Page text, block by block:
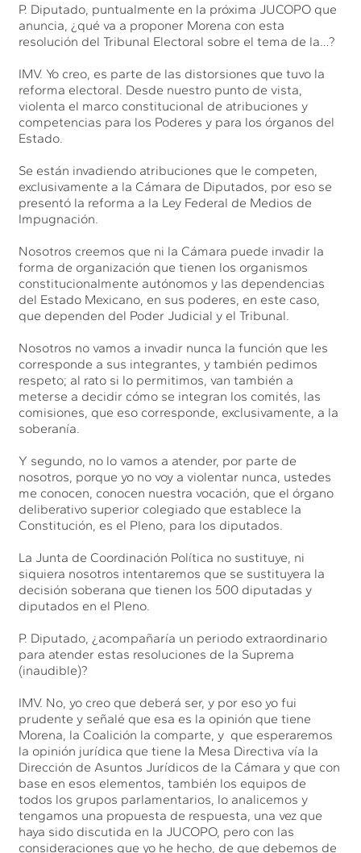
P. Diputado, puntualmente en la próxima JUCOPO que
anuncia, ¿qué va a proponer Morena con esta
resolución del Tribunal Electoral sobre el tema de la…?
IMV. Yo creo, es parte de las distorsiones que tuvo la
reforma electoral. Desde nuestro punto de vista,
violenta el marco constitucional de atribuciones y
competencias para los Poderes y para los órganos del
Estado.
Se están invadiendo atribuciones que le competen,
exclusivamente a la Cámara de Diputados, por eso se
presentó la reforma a la Ley Federal de Medios de
Impugnación.
Nosotros creemos que ni la Cámara puede invadir la
forma de organización que tienen los organismos
constitucionalmente autónomos y las dependencias
del Estado Mexicano, en sus poderes, en este caso,
que dependen del Poder Judicial y el Tribunal.
Nosotros no vamos a invadir nunca la función que les
corresponde a sus integrantes, y también pedimos
respeto; al rato si lo permitimos, van también a
meterse a decidir cómo se integran los comités, las
comisiones, que eso corresponde, exclusivamente, a la
soberanía.
Y segundo, no lo vamos a atender, por parte de
nosotros, porque yo no voy a violentar nunca, ustedes
me conocen, conocen nuestra vocación, que el órgano
deliberativo superior colegiado que establece la
Constitución, es el Pleno, para los diputados.
La Junta de Coordinación Política no sustituye, ni
siquiera nosotros intentaremos que se sustituyera la
decisión soberana que tienen los 500 diputadas y
diputados en el Pleno.
P. Diputado, ¿acompañaría un periodo extraordinario
para atender estas resoluciones de la Suprema
(inaudible)?
IMV. No, yo creo que deberá ser, y por eso yo fui
prudente y señalé que esa es la opinión que tiene
Morena, la Coalición la comparte, y que esperaremos
la opinión jurídica que tiene la Mesa Directiva vía la
Dirección de Asuntos Jurídicos de la Cámara y que con
base en esos elementos, también los equipos de
todos los grupos parlamentarios, lo analicemos y
tengamos una propuesta de respuesta, una vez que
haya sido discutida en la JUCOPO, pero con las
consideraciones que yo he hecho, de que debemos de